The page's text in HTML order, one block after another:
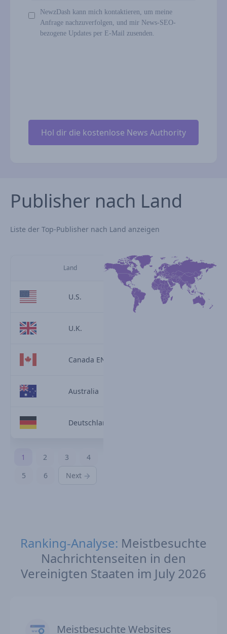
NewzDash kann mich kontaktieren, um meine
Anfrage nachzuverfolgen, und mir News‑SEO-
bezogene Updates per E‑Mail zusenden.
Publisher nach Land
Liste der Top-Publisher nach Land anzeigen
Land
U.S.
U.K.
Canada EN
Australia
Deutschland
1 2 3
4
5
6 Next
Ranking-Analyse: Meistbesuchte
Nachrichtenseiten in den
Vereinigten Staaten im July 2026
Meistbesuchte Websites